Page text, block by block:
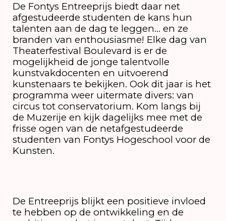
De Fontys Entreeprijs biedt daar net
afgestudeerde studenten de kans hun
talenten aan de dag te leggen… en ze
branden van enthousiasme! Elke dag van
Theaterfestival Boulevard is er de
mogelijkheid de jonge talentvolle
kunstvakdocenten en uitvoerend
kunstenaars te bekijken. Ook dit jaar is het
programma weer uitermate divers: van
circus tot conservatorium. Kom langs bij
de Muzerije en kijk dagelijks mee met de
frisse ogen van de netafgestudeerde
studenten van Fontys Hogeschool voor de
Kunsten.
De Entreeprijs blijkt een positieve invloed
te hebben op de ontwikkeling en de